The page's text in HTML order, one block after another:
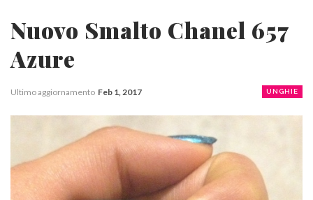
Nuovo Smalto Chanel 657
Azure
UNGHIE
Ultimo aggiornamento Feb 1, 2017